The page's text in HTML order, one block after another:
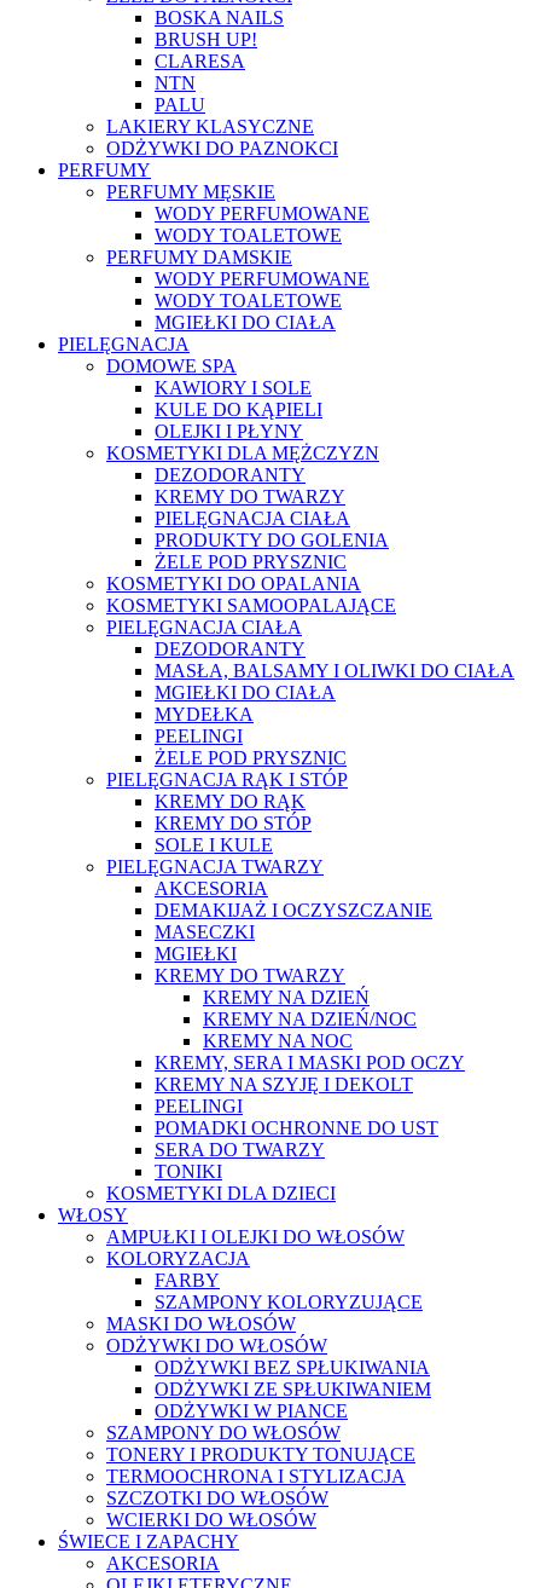
BOSKA NAILS
BRUSH UP!
CLARESA
NTN
PALU
LAKIERY KLASYCZNE
ODŻYWKI DO PAZNOKCI
PERFUMY
PERFUMY MĘSKIE
WODY PERFUMOWANE
WODY TOALETOWE
PERFUMY DAMSKIE
WODY PERFUMOWANE
WODY TOALETOWE
MGIEŁKI DO CIAŁA
PIELĘGNACJA
DOMOWE SPA
KAWIORY I SOLE
KULE DO KĄPIELI
OLEJKI I PŁYNY
KOSMETYKI DLA MĘŻCZYZN
DEZODORANTY
KREMY DO TWARZY
PIELĘGNACJA CIAŁA
PRODUKTY DO GOLENIA
ŻELE POD PRYSZNIC
KOSMETYKI DO OPALANIA
KOSMETYKI SAMOOPALAJĄCE
PIELĘGNACJA CIAŁA
DEZODORANTY
MASŁA, BALSAMY I OLIWKI DO CIAŁA
MGIEŁKI DO CIAŁA
MYDEŁKA
PEELINGI
ŻELE POD PRYSZNIC
PIELĘGNACJA RĄK I STÓP
KREMY DO RĄK
KREMY DO STÓP
SOLE I KULE
PIELĘGNACJA TWARZY
AKCESORIA
DEMAKIJAŻ I OCZYSZCZANIE
MASECZKI
MGIEŁKI
KREMY DO TWARZY
KREMY NA DZIEŃ
KREMY NA DZIEŃ/NOC
KREMY NA NOC
KREMY, SERA I MASKI POD OCZY
KREMY NA SZYJĘ I DEKOLT
PEELINGI
POMADKI OCHRONNE DO UST
SERA DO TWARZY
TONIKI
KOSMETYKI DLA DZIECI
WŁOSY
AMPUŁKI I OLEJKI DO WŁOSÓW
KOLORYZACJA
FARBY
SZAMPONY KOLORYZUJĄCE
MASKI DO WŁOSÓW
ODŻYWKI DO WŁOSÓW
ODŻYWKI BEZ SPŁUKIWANIA
ODŻYWKI ZE SPŁUKIWANIEM
ODŻYWKI W PIANCE
SZAMPONY DO WŁOSÓW
TONERY I PRODUKTY TONUJĄCE
TERMOOCHRONA I STYLIZACJA
SZCZOTKI DO WŁOSÓW
WCIERKI DO WŁOSÓW
ŚWIECE I ZAPACHY
AKCESORIA